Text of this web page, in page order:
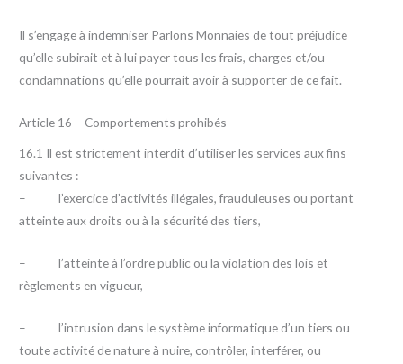
Il s’engage à indemniser Parlons Monnaies de tout préjudice
qu’elle subirait et à lui payer tous les frais, charges et/ou
condamnations qu’elle pourrait avoir à supporter de ce fait.
Article 16 – Comportements prohibés
16.1 Il est strictement interdit d’utiliser les services aux fins
suivantes :
– l’exercice d’activités illégales, frauduleuses ou portant
atteinte aux droits ou à la sécurité des tiers,
– l’atteinte à l’ordre public ou la violation des lois et
règlements en vigueur,
– l’intrusion dans le système informatique d’un tiers ou
toute activité de nature à nuire, contrôler, interférer, ou